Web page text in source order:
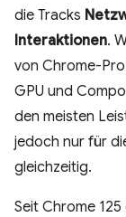
die Tracks
Interaktionen.
von Chrome-
GPU und
den meisten
jedoch nur für
gleichzeitig.
Seit Chrome